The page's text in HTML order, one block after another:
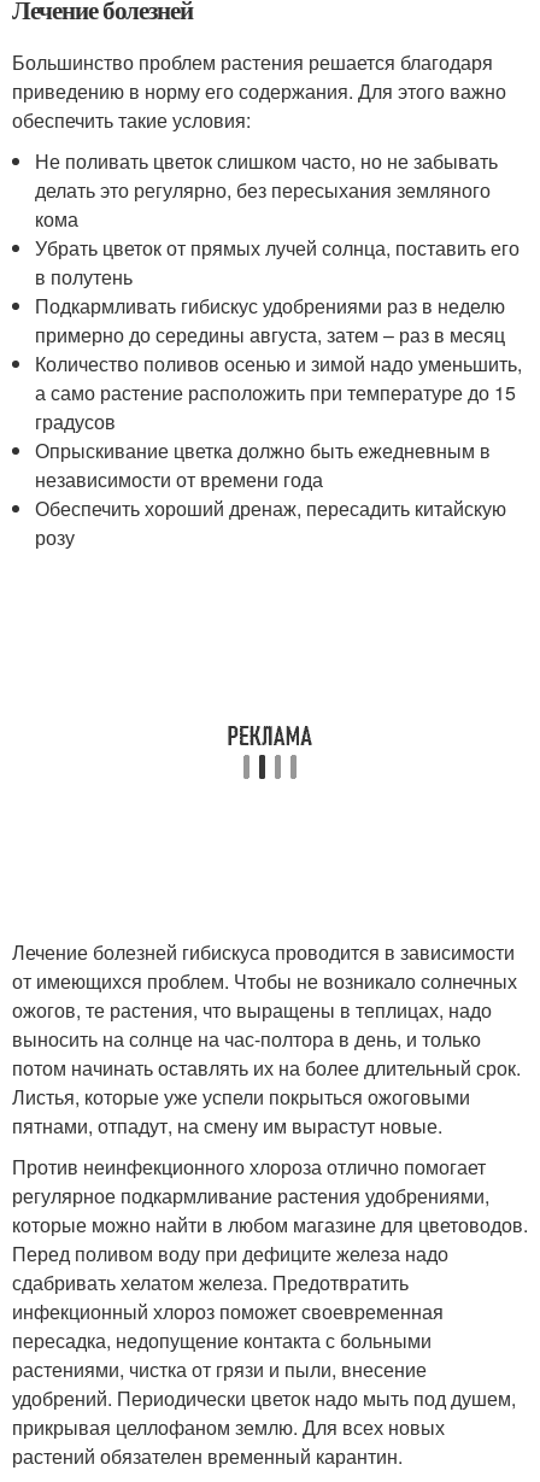
Лечение болезней
Большинство проблем растения решается благодаря
приведению в норму его содержания. Для этого важно
обеспечить такие условия:
Не поливать цветок слишком часто, но не забывать
делать это регулярно, без пересыхания земляного
кома
Убрать цветок от прямых лучей солнца, поставить его
в полутень
Подкармливать гибискус удобрениями раз в неделю
примерно до середины августа, затем – раз в месяц
Количество поливов осенью и зимой надо уменьшить,
а само растение расположить при температуре до 15
градусов
Опрыскивание цветка должно быть ежедневным в
независимости от времени года
Обеспечить хороший дренаж, пересадить китайскую
розу
Лечение болезней гибискуса проводится в зависимости
от имеющихся проблем. Чтобы не возникало солнечных
ожогов, те растения, что выращены в теплицах, надо
выносить на солнце на час-полтора в день, и только
потом начинать оставлять их на более длительный срок.
Листья, которые уже успели покрыться ожоговыми
пятнами, отпадут, на смену им вырастут новые.
Против неинфекционного хлороза отлично помогает
регулярное подкармливание растения удобрениями,
которые можно найти в любом магазине для цветоводов.
Перед поливом воду при дефиците железа надо
сдабривать хелатом железа. Предотвратить
инфекционный хлороз поможет своевременная
пересадка, недопущение контакта с больными
растениями, чистка от грязи и пыли, внесение
удобрений. Периодически цветок надо мыть под душем,
прикрывая целлофаном землю. Для всех новых
растений обязателен временный карантин.